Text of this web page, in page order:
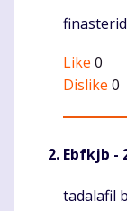
Like 0
Dislike 0
Ebfkjb -
tadalafil